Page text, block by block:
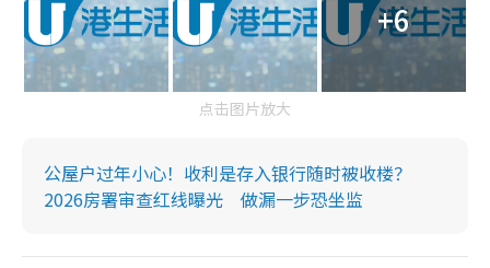
+6
点击图片放大
公屋户过年小心！收利是存入银行随时被收楼？
2026房署审查红线曝光 做漏一步恐坐监